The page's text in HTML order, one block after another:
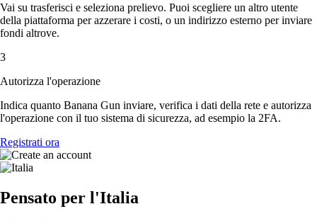
Vai su trasferisci e seleziona prelievo. Puoi scegliere un altro utente
della piattaforma per azzerare i costi, o un indirizzo esterno per inviare
fondi altrove.
3
Autorizza l'operazione
Indica quanto Banana Gun inviare, verifica i dati della rete e autorizza
l'operazione con il tuo sistema di sicurezza, ad esempio la 2FA.
Registrati ora
Pensato per l'Italia